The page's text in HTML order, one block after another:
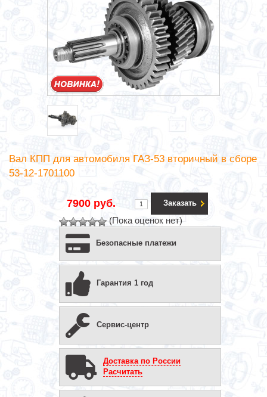
Вал КПП для автомобиля ГАЗ-53 вторичный в сборе
53-12-1701100
7900 руб. Заказать
(Пока оценок нет)
Безопасные платежи
Гарантия 1 год
Сервис-центр
Доставка по России
Расчитать